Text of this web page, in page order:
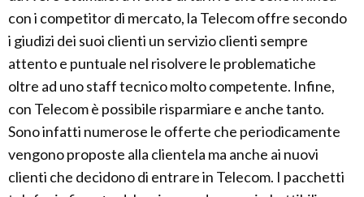
con i competitor di mercato, la Telecom offre secondo
i giudizi dei suoi clienti un servizio clienti sempre
attento e puntuale nel risolvere le problematiche
oltre ad uno staff tecnico molto competente. Infine,
con Telecom è possibile risparmiare e anche tanto.
Sono infatti numerose le offerte che periodicamente
vengono proposte alla clientela ma anche ai nuovi
clienti che decidono di entrare in Telecom. I pacchetti